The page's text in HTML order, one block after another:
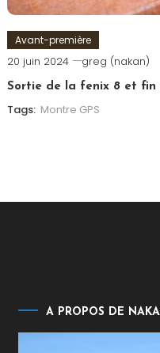
Avant-première
20 juin 2024 greg (nakan)
Sortie de la fenix 8 et fin
Tags: Montre GPS
A PROPOS DE